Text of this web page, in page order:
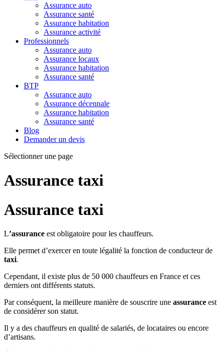
Assurance auto
Assurance santé
Assurance habitation
Assurance activité
Professionnels
Assurance auto
Assurance locaux
Assurance habitation
Assurance santé
BTP
Assurance auto
Assurance décennale
Assurance habitation
Assurance santé
Blog
Demander un devis
Sélectionner une page
Assurance taxi
Assurance taxi
L’assurance est obligatoire pour les chauffeurs.
Elle permet d’exercer en toute légalité la fonction de conducteur de
taxi.
Cependant, il existe plus de 50 000 chauffeurs en France et ces
derniers ont différents statuts.
Par conséquent, la meilleure manière de souscrire une assurance est
de considérer son statut.
Il y a des chauffeurs en qualité de salariés, de locataires ou encore
d’artisans.